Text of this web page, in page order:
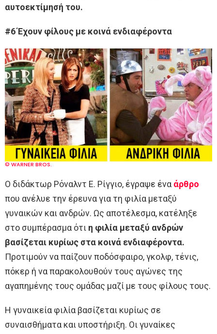
αυτοεκτίμησή του.
#6 Έχουν φίλους με κοινά ενδιαφέροντα
© WARNER BROS.
Ο διδάκτωρ Ρόναλντ Ε. Ρίγγιο, έγραψε ένα άρθρο
που ανέλυε την έρευνα για τη φιλία μεταξύ
γυναικών και ανδρών. Ως αποτέλεσμα, κατέληξε
στο συμπέρασμα ότι η φιλία μεταξύ ανδρών
βασίζεται κυρίως στα κοινά ενδιαφέροντα.
Προτιμούν να παίζουν ποδόσφαιρο, γκολφ, τένις,
πόκερ ή να παρακολουθούν τους αγώνες της
αγαπημένης τους ομάδας μαζί με τους φίλους τους.
Η γυναικεία φιλία βασίζεται κυρίως σε
συναισθήματα και υποστήριξη. Οι γυναίκες